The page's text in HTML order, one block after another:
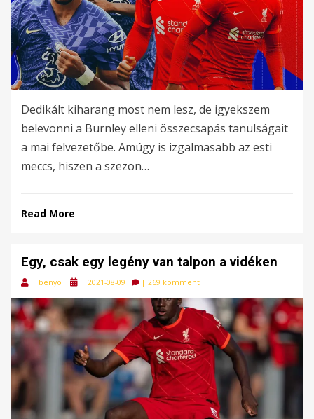
Dedikált kiharang most nem lesz, de igyekszem
belevonni a Burnley elleni összecsapás tanulságait
a mai felvezetőbe. Amúgy is izgalmasabb az esti
meccs, hiszen a szezon…
Read More
Egy, csak egy legény van talpon a vidéken
| benyo
Posted
| 2021-08-09 | 269 komment